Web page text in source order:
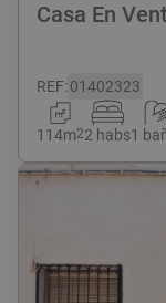
Casa En
REF:01402323
114m22 habs1